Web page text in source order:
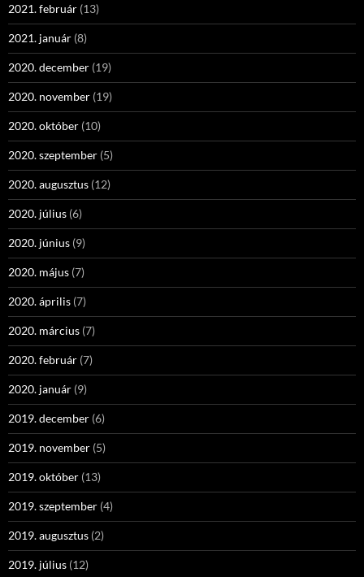
2021. február (13)
2021. január (8)
2020. december (19)
2020. november (19)
2020. október (10)
2020. szeptember (5)
2020. augusztus (12)
2020. július (6)
2020. június (9)
2020. május (7)
2020. április (7)
2020. március (7)
2020. február (7)
2020. január (9)
2019. december (6)
2019. november (5)
2019. október (13)
2019. szeptember (4)
2019. augusztus (2)
2019. július (12)